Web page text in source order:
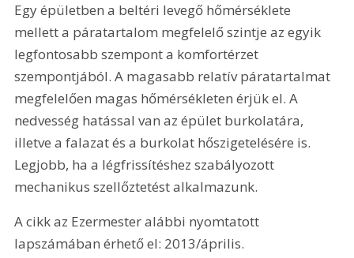
Egy épületben a beltéri levegő hőmérséklete
mellett a páratartalom megfelelő szintje az egyik
legfontosabb szempont a komfortérzet
szempontjából. A magasabb relatív páratartalmat
megfelelően magas hőmérsékleten érjük el. A
nedvesség hatással van az épület burkolatára,
illetve a falazat és a burkolat hőszigetelésére is.
Legjobb, ha a légfrissítéshez szabályozott
mechanikus szellőztetést alkalmazunk.
A cikk az Ezermester alábbi nyomtatott
lapszámában érhető el: 2013/április.